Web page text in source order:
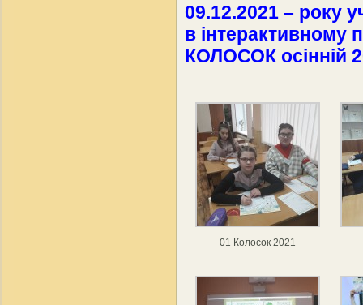
09.12.2021 – року
в інтерактивному
КОЛОСОК осінній
01 Колосок 2021